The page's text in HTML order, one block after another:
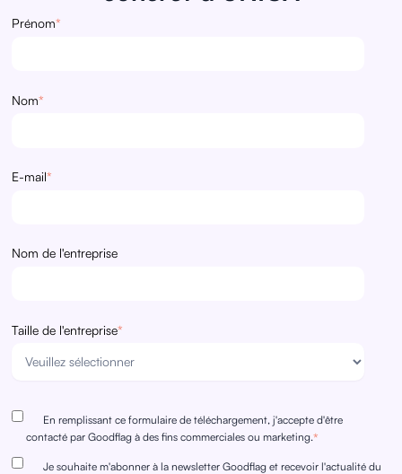
Prénom*
Nom*
E-mail*
Nom de l'entreprise
Taille de l'entreprise*
En remplissant ce formulaire de téléchargement, j'accepte d'être
contacté par Goodflag à des fins commerciales ou marketing.*
Je souhaite m'abonner à la newsletter Goodflag et recevoir l'actualité du